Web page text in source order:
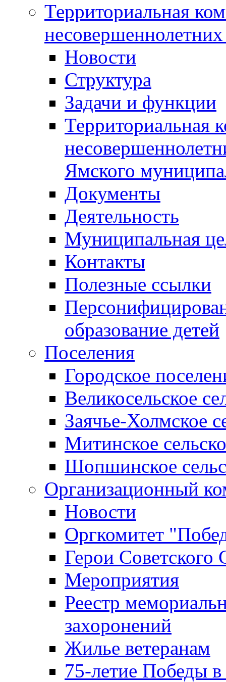
Территориальная
Новости
Структура
Задачи и функции
Территориальная
Ямского
Документы
Деятельность
Муниципальная
Контакты
Полезные ссылки
образование детей
Поселения
Городское
Великосельское
Заячье-Холмское
Митинское
Шопшинское
Организационный
Новости
Оргкомитет
Герои Советского
Мероприятия
Реестр
захоронений
Жилье ветеранам
75-летие Победы